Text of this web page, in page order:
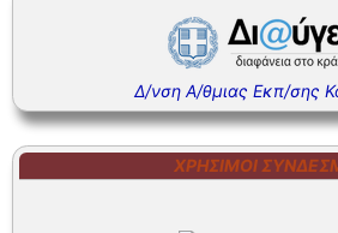
Δ/νση Α/θμιας Εκπ/σης
ΧΡΉΣΙΜΟΙ